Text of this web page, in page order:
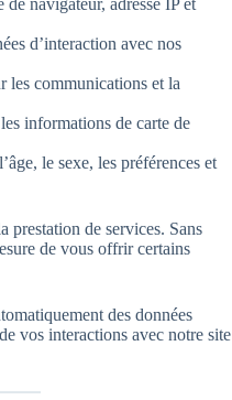
d’interaction avec nos
les communications et la
informations de carte de
le sexe, les préférences et
prestation de services. Sans
de vous offrir certains
des données
vos interactions avec notre site